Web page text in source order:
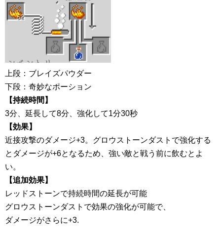
上段：ブレイズパウダー
下段：奇妙なポーション
【持続時間】
3分、延長して8分、強化して1分30秒
【効果】
近接攻撃のダメージ+3。グロウストーンダストで強化する
とダメージが+6となるため、強い敵と戦う前に飲むとよ
い。
【追加効果】
レッドストーンで持続時間の延長が可能
グロウストーンダストで効果の強化が可能で、
ダメージがさらに+3.